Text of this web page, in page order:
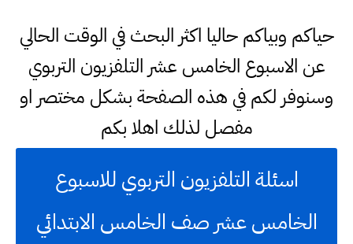
حياكم وبياكم حاليا اكثر البحث في الوقت الحالي
عن الاسبوع الخامس عشر التلفزيون التربوي
وسنوفر لكم في هذه الصفحة بشكل مختصر او
مفصل لذلك اهلا بكم
اسئلة التلفزيون التربوي للاسبوع
الخامس عشر صف الخامس الابتدائي